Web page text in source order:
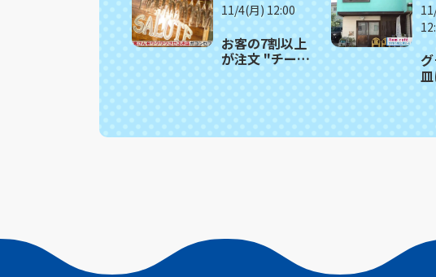
11/4(月) 12:00
お客の7割以上
が注文 "チーズ